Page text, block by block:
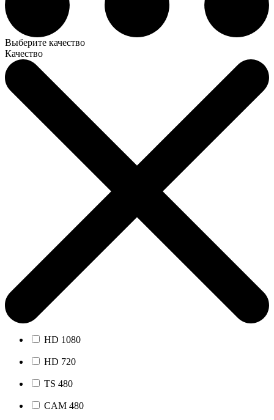
Выберите качество
Качество
HD 1080
HD 720
TS 480
CAM 480